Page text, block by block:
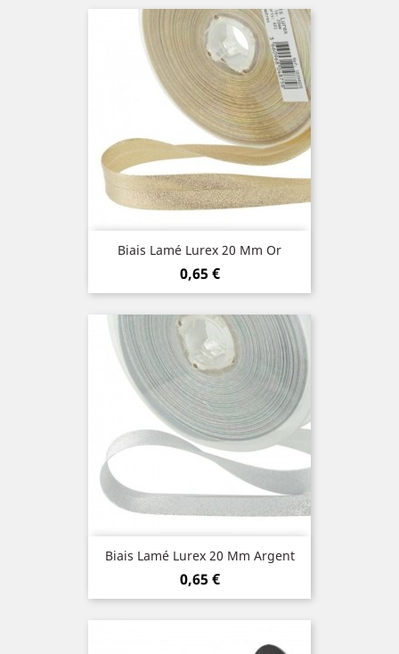
Biais Lamé Lurex 20 Mm Or
Prix
0,65 €
Biais Lamé Lurex 20 Mm Argent
Prix
0,65 €